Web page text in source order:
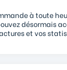
à toute
désormais
et vos